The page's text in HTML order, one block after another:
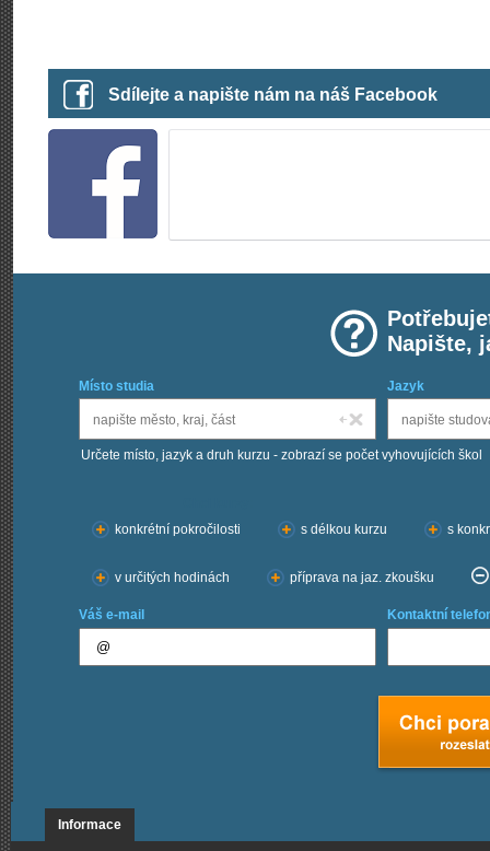
Sdílejte a napište nám na náš Facebook
Napište,
Místo studia Jazyk
Určete místo, jazyk a druh kurzu - zobrazí se počet vyhovujících škol
konkrétní pokročilosti
s délkou kurzu s
v určitých hodinách příprava na jaz. zkoušku
Váš e-mail Kontaktní
Informace